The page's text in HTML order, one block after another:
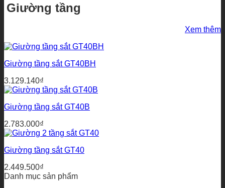
Giường tầng
Xem thêm
Giường tầng sắt GT40BH
3.129.140₫
Giường tầng sắt GT40B
2.783.000₫
Giường tầng sắt GT40
2.449.500₫
Danh mục sản phẩm